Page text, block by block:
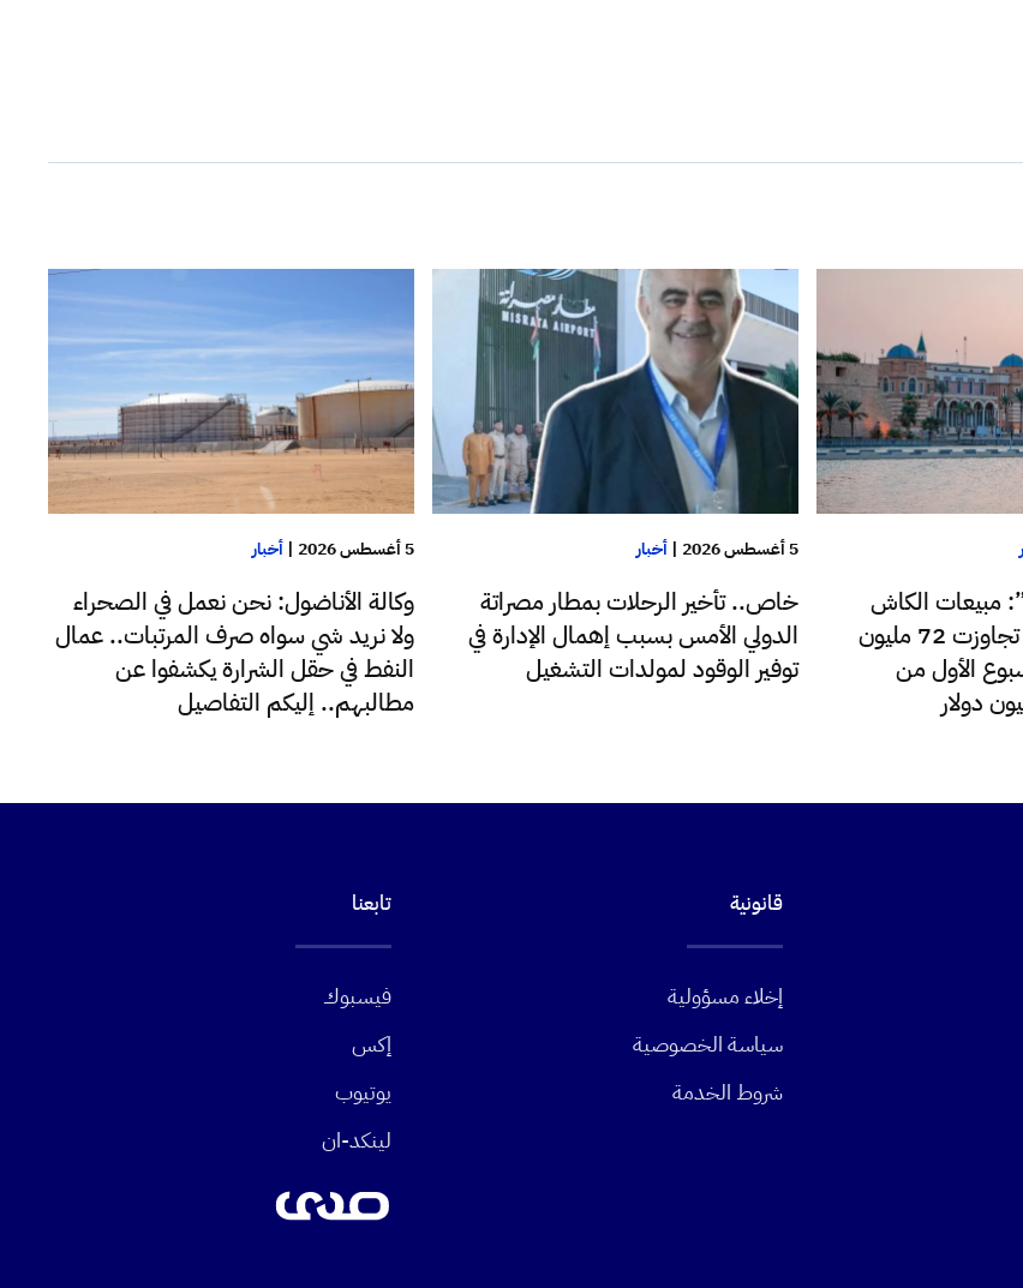
مبيعات الكاش
للدولار اليوم فقط تجاوزت 72 مليون
الأول من
5 أغسطس 2026 |أخبار
خاص.. تأخير الرحلات بمطار مصراتة
الدولي الأمس بسبب إهمال الإدارة في
توفير الوقود لمولدات التشغيل
5 أغسطس 2026 |أخبار
وكالة الأناضول: نحن نعمل في الصحراء
ولا نريد شي سواه صرف المرتبات.. عمال
النفط في حقل الشرارة يكشفوا عن
مطالبهم.. إليكم التفاصيل
قانونية
إخلاء مسؤولية
سياسة الخصوصية
شروط الخدمة
تابعنا
فيسبوك
إكس
يوتيوب
لينكد-ان